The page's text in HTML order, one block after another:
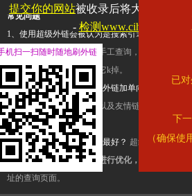
常见问题
1、使用超级外链会被认为是搜索引擎优化作弊吗
查询工具，模拟的是正常手工查询，不是作弊。
推广竞争对手的网址，让它k掉。
2、网站优化单纯依靠超级外链加单向链接可行吗？
链，需要结合普通的外链以及友情链接，您可以
台交换友情链接。
3、如何使用超级外链效果最好？ 超级外链不同于
有频繁使用超级外链工具进行优化，才能获得稳定
址的查询页面。
提交你的网站被收录后将大幅提升流
- 检测www.cihai123.com
已
下
（确保使
机扫一扫随时随地刷外链